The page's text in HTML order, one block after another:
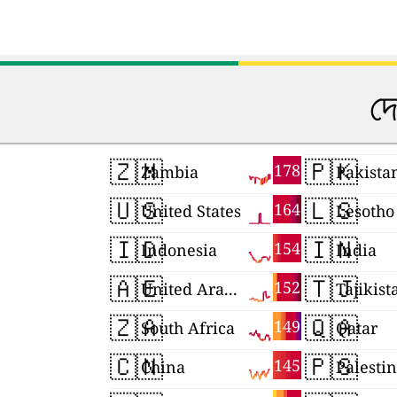
🇿🇲 178
Zambia
🇺🇸 164
United States
🇮🇩 154
Indonesia
🇦🇪 152
United Arab Emirates
🇿🇦 149
South Africa
🇨🇳 145
China
🇵🇰
🇱🇸Lesotho
🇮🇳India
🇹🇯
🇶🇦Qatar
🇵🇸